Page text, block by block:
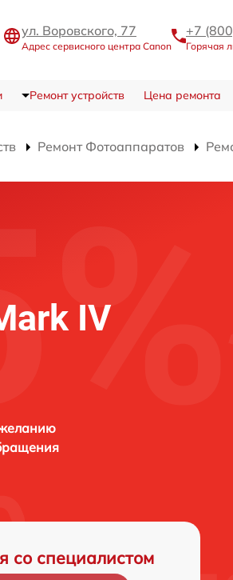
ул. Воровского, 77
Адрес сервисного центра Canon
+7
Горячая
Ремонт устройств Цена ремонта
Ремонт Фотоаппаратов
IV
со специалистом